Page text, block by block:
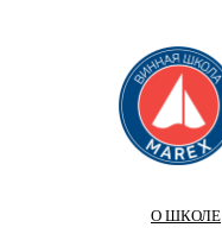
О ШКОЛЕ